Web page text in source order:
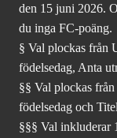
den 15 juni 2026.
du inga FC-poäng.
§ Val plockas från
födelsedag, Anta
§§ Val plockas
födelsedag och
§§§ Val inkluderar